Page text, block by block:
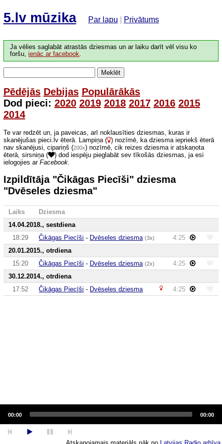
5.lv mūzika Par lapu Privātums
Ja vēlies saglabāt atrastās dziesmas un ar laiku darīt vēl visu ko
foršu,ienāc ar facebook.
Meklēt
Pēdējās Debijas Populārākās
Dod pieci: 2020 2019 2018 2017 2016 2015
2014
Te var redzēt un, ja paveicas, arī noklausīties dziesmas, kuras ir
skanējušas pieci.lv ēterā. Lampiņa ( ) nozīmē, ka dziesma iepriekš ēterā
nav skanējusi, cipariņš (200x) nozīmē, cik reizes dziesma ir atskaņota
ēterā, sirsniņa (
) dod iespēju pieglabāt sev tīkošās dziesmas, ja esi
ielogojies ar Facebook.
Izpildītāja "Čikāgas Piecīši" dziesma
"Dvēseles dziesma"
Laiks
Dziesma
14.04.2018., sestdiena
18:29
Čikāgas Piecīši - Dvēseles dziesma (3x)
4:25
20.01.2015., otrdiena
15:20
Čikāgas Piecīši - Dvēseles dziesma (2x)
4:25
30.12.2014., otrdiena
17:52
Čikāgas Piecīši - Dvēseles dziesma 4:25
Player
00:00 00:00